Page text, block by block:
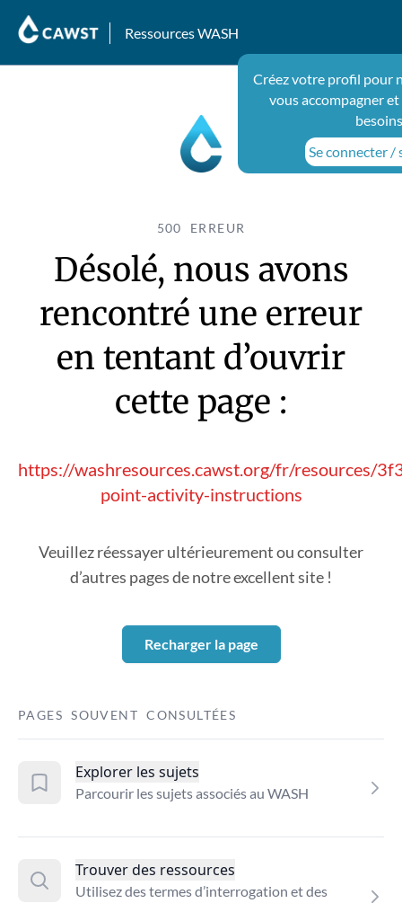
Ressources WASH
Créez votre profil pour
vous accompagner
Se connecter /
500 ERREUR
Désolé, nous avons
rencontré une erreur
en tentant d’ouvrir
cette page :
https://washresources.cawst.org/fr/resources/
point-activity-instructions
Veuillez réessayer ultérieurement ou consulter
d’autres pages de notre excellent site !
Recharger la page
PAGES SOUVENT CONSULTÉES
Explorer les sujets
Parcourir les sujets associés au WASH
Trouver des ressources
Utilisez des termes d’interrogation et des